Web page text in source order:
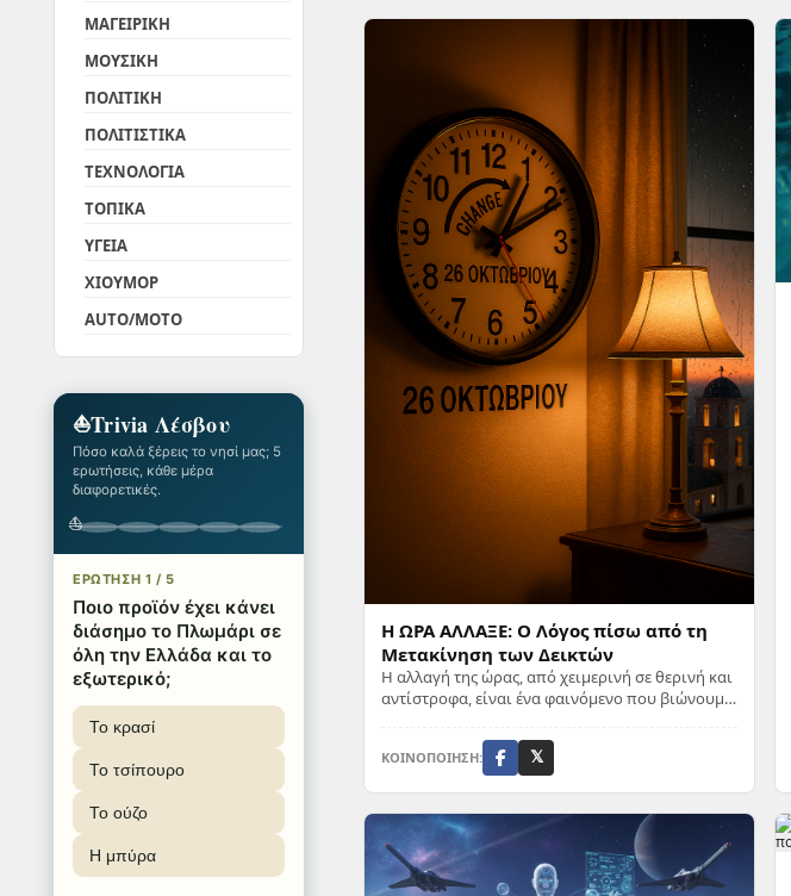
ΜΑΓΕΙΡΙΚΗ
ΜΟΥΣΙΚΗ
ΠΟΛΙΤΙΚΗ
ΠΟΛΙΤΙΣΤΙΚΑ
ΤΕΧΝΟΛΟΓΙΑ
ΤΟΠΙΚΑ
ΥΓΕΙΑ
ΧΙΟΥΜΟΡ
AUTO/MOTO
⛵Trivia Λέσβου
Πόσο καλά ξέρεις το νησί μας; 5
ερωτήσεις, κάθε μέρα
διαφορετικές.
⛵
ΕΡΩΤΗΣΗ 1 / 5
Ποιο προϊόν έχει κάνει
διάσημο το Πλωμάρι σε
όλη την Ελλάδα και το
εξωτερικό;
Το κρασί
Το τσίπουρο
Το ούζο
Η μπύρα
Η ΩΡΑ ΑΛΛΑΞΕ: Ο Λόγος πίσω από τη
Μετακίνηση των Δεικτών
Η αλλαγή της ώρας, από χειμερινή σε θερινή και
αντίστροφα, είναι ένα φαινόμενο που βιώνουμε
ΚΟΙΝΟΠΟΙΗΣΗ: 𝕏